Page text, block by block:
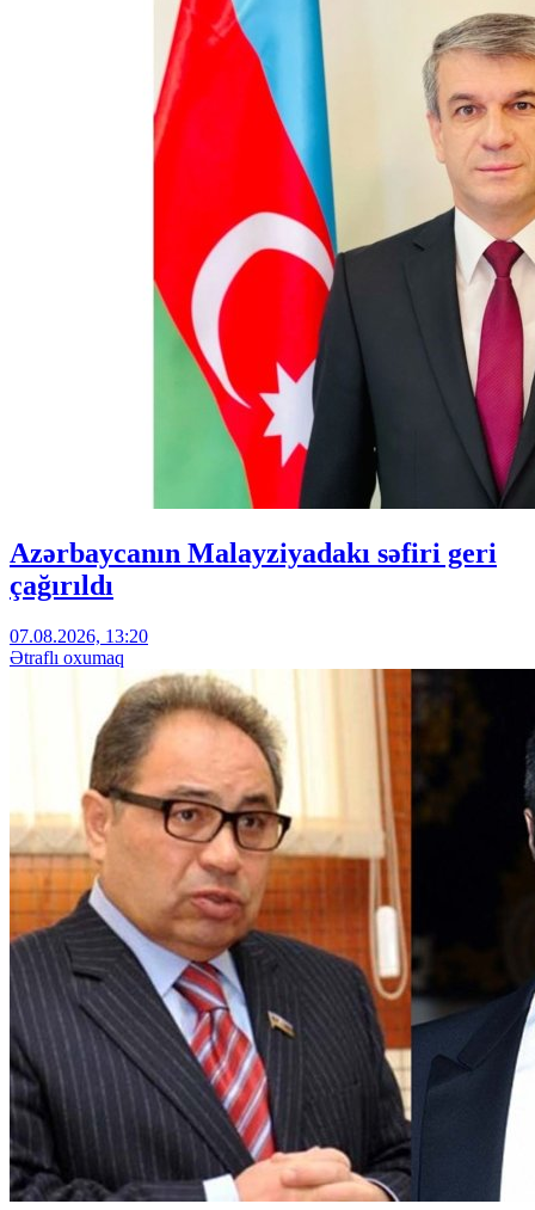
Azərbaycanın Malayziyadakı səfiri geri
çağırıldı
07.08.2026, 13:20
Ətraflı oxumaq